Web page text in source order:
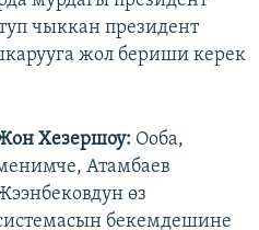
чыккан президент
жол бериши керек
Хезершоу: Ооба,
Атамбаев
өз
бекемдешине